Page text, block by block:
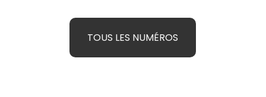
TOUS LES NUMÉROS